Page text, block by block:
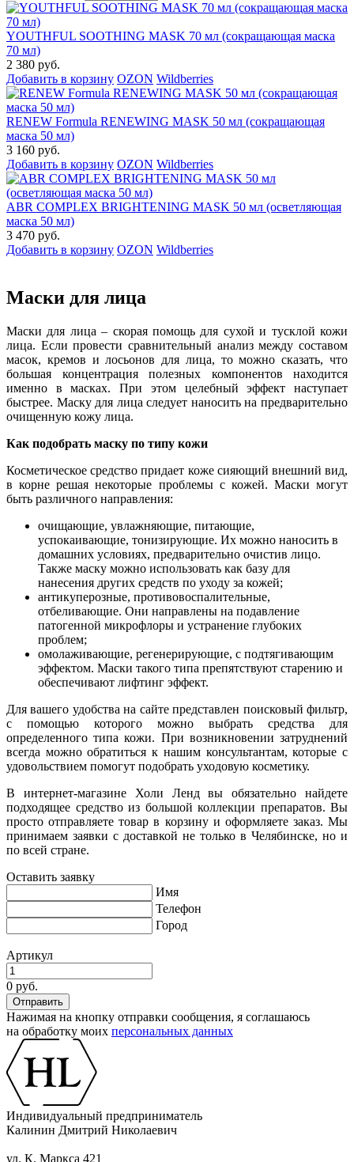
YOUTHFUL SOOTHING MASK 70 мл (сокращающая маска
70 мл)
2 380 руб.
Добавить в корзину OZON Wildberries
RENEW Formula RENEWING MASK 50 мл (сокращающая
маска 50 мл)
3 160 руб.
Добавить в корзину OZON Wildberries
ABR COMPLEX BRIGHTENING MASK 50 мл (осветляющая
маска 50 мл)
3 470 руб.
Добавить в корзину OZON Wildberries
Маски для лица
Маски для лица – скорая помощь для сухой и тусклой кожи
лица. Если провести сравнительный анализ между составом
масок, кремов и лосьонов для лица, то можно сказать, что
большая концентрация полезных компонентов находится
именно в масках. При этом целебный эффект наступает
быстрее. Маску для лица следует наносить на предварительно
очищенную кожу лица.
Как подобрать маску по типу кожи
Косметическое средство придает коже сияющий внешний вид,
в корне решая некоторые проблемы с кожей. Маски могут
быть различного направления:
очищающие, увлажняющие, питающие,
успокаивающие, тонизирующие. Их можно наносить в
домашних условиях, предварительно очистив лицо.
Также маску можно использовать как базу для
нанесения других средств по уходу за кожей;
антикуперозные, противовоспалительные,
отбеливающие. Они направлены на подавление
патогенной микрофлоры и устранение глубоких
проблем;
омолаживающие, регенерирующие, с подтягивающим
эффектом. Маски такого типа препятствуют старению и
обеспечивают лифтинг эффект.
Для вашего удобства на сайте представлен поисковый фильтр,
с помощью которого можно выбрать средства для
определенного типа кожи. При возникновении затруднений
всегда можно обратиться к нашим консультантам, которые с
удовольствием помогут подобрать уходовую косметику.
В интернет-магазине Холи Ленд вы обязательно найдете
подходящее средство из большой коллекции препаратов. Вы
просто отправляете товар в корзину и оформляете заказ. Мы
принимаем заявки с доставкой не только в Челябинске, но и
по всей стране.
Оставить заявку
Имя
Телефон
Город
Артикул
0 руб.
Нажимая на кнопку отправки сообщения, я соглашаюсь
на обработку моих персональных данных
Индивидуальный предприниматель
Калинин Дмитрий Николаевич
ул. К. Маркса 421